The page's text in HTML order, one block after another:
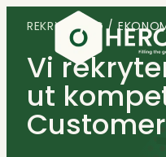
innehåll
Anlita oss
REKRYTERING/
Vi
ut